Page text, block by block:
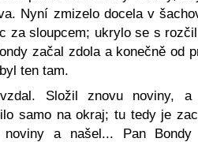
Nyní zmizelo docela v
za sloupcem; ukrylo se s
začal zdola a konečně od
ten tam.
Složil znovu noviny, a
samo na okraj; tu tedy je
noviny a našel... Pan Bondy